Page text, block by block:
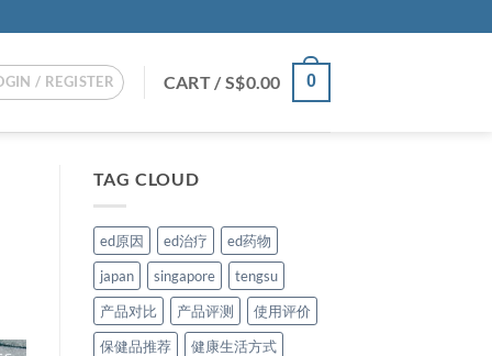
/ REGISTER CART /S$0.00 0
TAG CLOUD
ed原因 ed治疗
ed药物
japan
singapore
tengsu
产品对比
产品评测
使用评价
保健品推荐
健康生活方式